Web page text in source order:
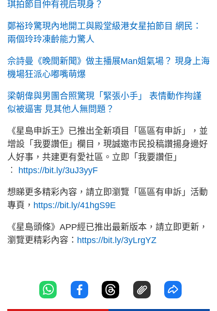
琪拍節目仲有視后現身？
鄭裕玲驚現內地開工與殿堂級港女星拍節目 網民：
兩個玲玲凍齡能力驚人
佘詩曼《晚間新聞》做主播展Man姐氣場？ 現身上海
機場狂派心嘟嘴萌爆
梁朝偉與男團合照驚現「緊張小手」 表情動作拘謹
似被逼害 見其他人無問題？
《星島申訴王》已推出全新項目「區區有申訴」，並
增設「我要讚佢」欄目，現誠邀市民投稿讚揚身邊好
人好事，共建更有愛社區。立即「我要讚佢」
︰ https://bit.ly/3uJ3yyF
想睇更多精彩內容，請立即瀏覽「區區有申訴」活動
專頁， https://bit.ly/41hgS9E
《星島頭條》APP經已推出最新版本，請立即更新，
瀏覽更精彩內容： https://bit.ly/3yLrgYZ